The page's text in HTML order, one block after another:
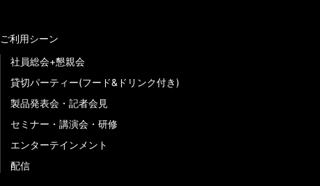
ご利用シーン
社員総会+懇親会
貸切パーティー(フード&ドリンク付き)
製品発表会・記者会見
セミナー・講演会・研修
エンターテインメント
配信